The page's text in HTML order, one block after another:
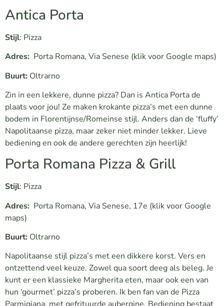
Antica Porta
Stijl: Pizza
Adres: Porta Romana, Via Senese (klik voor Google maps)
Buurt: Oltrarno
Zin in een lekkere, dunne pizza? Dan is Antica Porta de
plaats voor jou! Ze maken krokante pizza’s met een dunne
bodem in Florentijnse/Romeinse stijl. Anders dan de ‘fluffy’
Napolitaanse pizza, maar zeker niet minder lekker. Lieve
bediening en ook de andere gerechten zijn heerlijk!
Porta Romana Pizza & Grill
Stijl: Pizza
Adres: Porta Romana, Via Senese, 17e (klik voor Google
maps)
Buurt: Oltrarno
Napolitaanse stijl pizza’s met een dikkere korst. Vers en
ontzettend veel keuze. Zowel qua soort deeg als beleg. Je
kunt er een klassieke Margherita eten, maar ook een van
hun ‘gourmet’ pizza’s proberen. Ik ben fan van de Pizza